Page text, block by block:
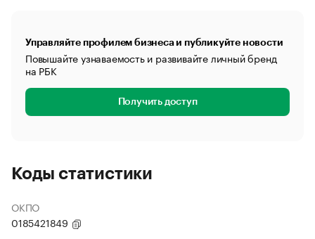
Управляйте профилем бизнеса и публикуйте новости
Повышайте узнаваемость и развивайте личный бренд
на РБК
Получить доступ
Коды статистики
ОКПО
0185421849